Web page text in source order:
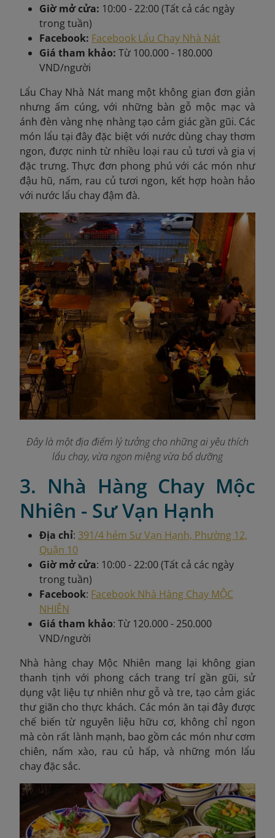
Giờ mở cửa: 10:00 - 22:00 (Tất cả các ngày
trong tuần)
Facebook: Facebook Lẩu Chay Nhà Nát
Giá tham khảo: Từ 100.000 - 180.000
VND/người
Lẩu Chay Nhà Nát mang một không gian đơn giản
nhưng ấm cúng, với những bàn gỗ mộc mạc và
ánh đèn vàng nhẹ nhàng tạo cảm giác gần gũi. Các
món lẩu tại đây đặc biệt với nước dùng chay thơm
ngon, được ninh từ nhiều loại rau củ tươi và gia vị
đặc trưng. Thực đơn phong phú với các món như
đậu hũ, nấm, rau củ tươi ngon, kết hợp hoàn hảo
với nước lẩu chay đậm đà.
Đây là một địa điểm lý tưởng cho những ai yêu thích
lẩu chay, vừa ngon miệng vừa bổ dưỡng
3. Nhà Hàng Chay Mộc
Nhiên - Sư Vạn Hạnh
Địa chỉ: 391/4 hẻm Sư Vạn Hạnh, Phường 12,
Quận 10
Giờ mở cửa: 10:00 - 22:00 (Tất cả các ngày
trong tuần)
Facebook: Facebook Nhà Hàng Chay MỘC
NHIÊN
Giá tham khảo: Từ 120.000 - 250.000
VND/người
Nhà hàng chay Mộc Nhiên mang lại không gian
thanh tịnh với phong cách trang trí gần gũi, sử
dụng vật liệu tự nhiên như gỗ và tre, tạo cảm giác
thư giãn cho thực khách. Các món ăn tại đây được
chế biến từ nguyên liệu hữu cơ, không chỉ ngon
mà còn rất lành mạnh, bao gồm các món như cơm
chiên, nấm xào, rau củ hấp, và những món lẩu
chay đặc sắc.